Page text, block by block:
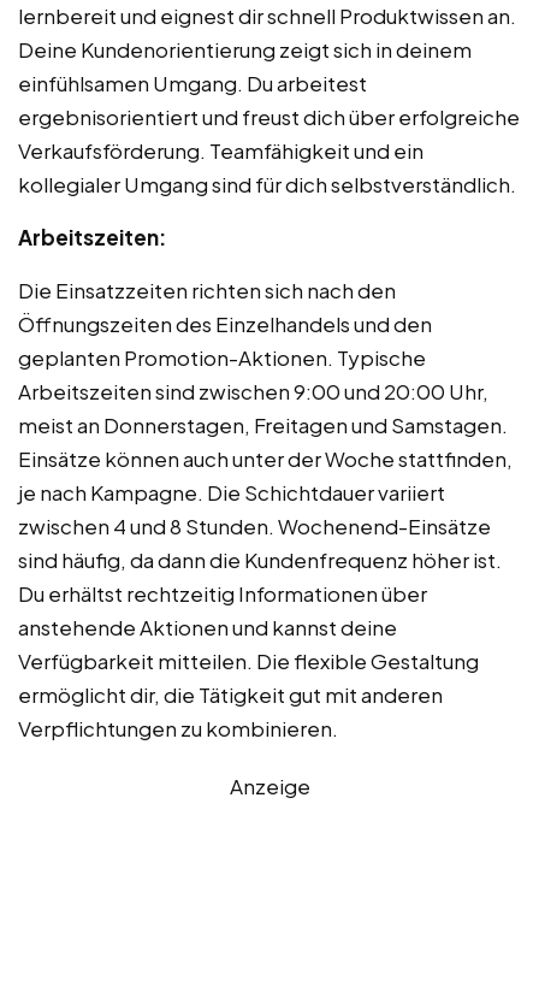
lernbereit und eignest dir schnell Produktwissen an.
Deine Kundenorientierung zeigt sich in deinem
einfühlsamen Umgang. Du arbeitest
ergebnisorientiert und freust dich über erfolgreiche
Verkaufsförderung. Teamfähigkeit und ein
kollegialer Umgang sind für dich selbstverständlich.
Arbeitszeiten:
Die Einsatzzeiten richten sich nach den
Öffnungszeiten des Einzelhandels und den
geplanten Promotion-Aktionen. Typische
Arbeitszeiten sind zwischen 9:00 und 20:00 Uhr,
meist an Donnerstagen, Freitagen und Samstagen.
Einsätze können auch unter der Woche stattfinden,
je nach Kampagne. Die Schichtdauer variiert
zwischen 4 und 8 Stunden. Wochenend-Einsätze
sind häufig, da dann die Kundenfrequenz höher ist.
Du erhältst rechtzeitig Informationen über
anstehende Aktionen und kannst deine
Verfügbarkeit mitteilen. Die flexible Gestaltung
ermöglicht dir, die Tätigkeit gut mit anderen
Verpflichtungen zu kombinieren.
Anzeige